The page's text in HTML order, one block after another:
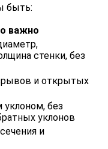
быть:
важно
стенки, без
и открытых
без
уклонов
и